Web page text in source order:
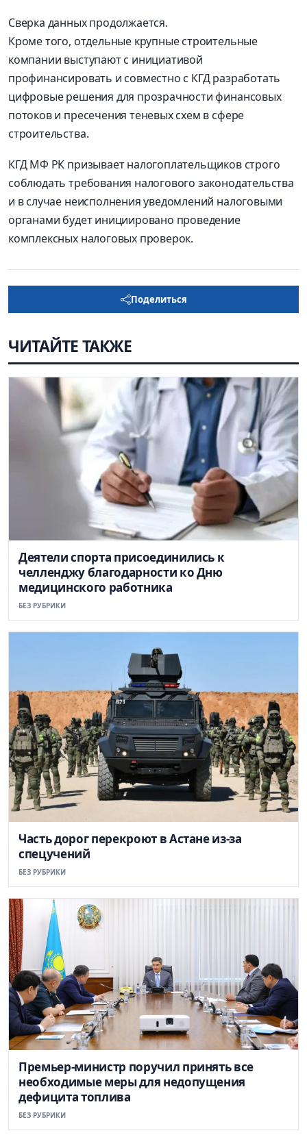
Сверка данных продолжается.
Кроме того, отдельные крупные строительные
компании выступают с инициативой
профинансировать и совместно с КГД разработать
цифровые решения для прозрачности финансовых
потоков и пресечения теневых схем в сфере
строительства.
КГД МФ РК призывает налогоплательщиков строго
соблюдать требования налогового законодательства
и в случае неисполнения уведомлений налоговыми
органами будет инициировано проведение
комплексных налоговых проверок.
Поделиться
ЧИТАЙТЕ ТАКЖЕ
Деятели спорта присоединились к
челленджу благодарности ко Дню
медицинского работника
БЕЗ РУБРИКИ
Часть дорог перекроют в Астане из-за
спецучений
БЕЗ РУБРИКИ
Премьер-министр поручил принять все
необходимые меры для недопущения
дефицита топлива
БЕЗ РУБРИКИ